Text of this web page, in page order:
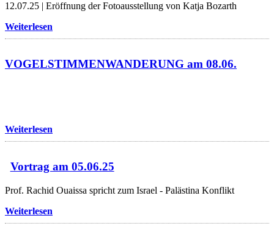
12.07.25 | Eröffnung der Fotoausstellung von Katja Bozarth
Weiterlesen
VOGELSTIMMENWANDERUNG am 08.06.
Weiterlesen
Vortrag am 05.06.25
Prof. Rachid Ouaissa spricht zum Israel - Palästina Konflikt
Weiterlesen